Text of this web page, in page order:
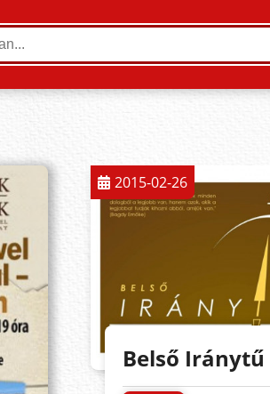
2015-02-26
Belső Iránytű